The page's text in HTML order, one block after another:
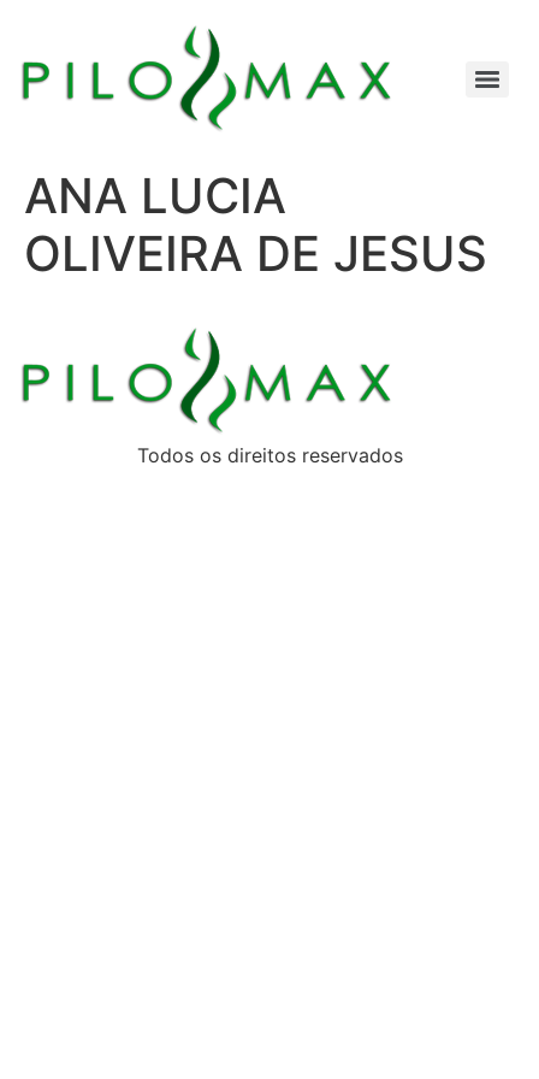
ANA LUCIA
OLIVEIRA DE JESUS
Todos os direitos reservados